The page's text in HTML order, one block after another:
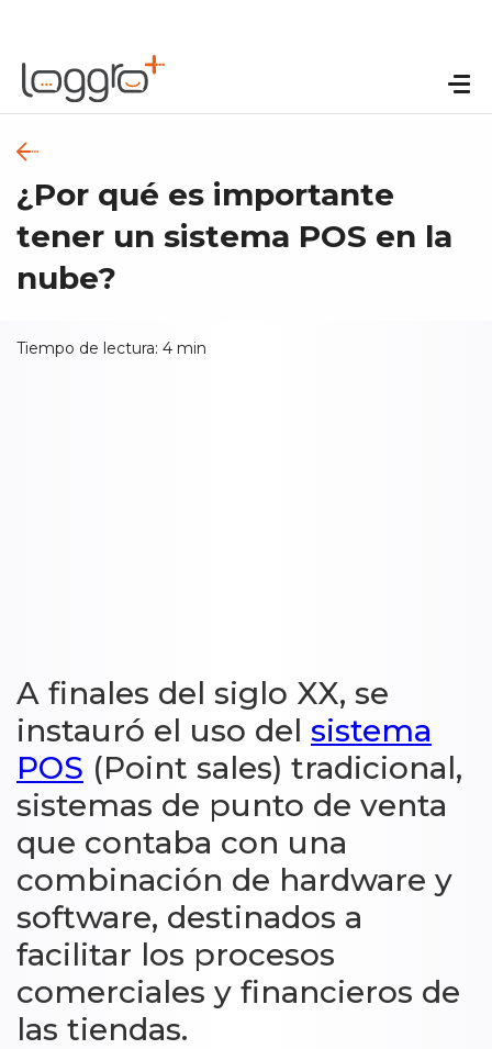
¿Por qué es importante
tener un sistema POS en la
nube?
Tiempo de lectura: 4 min
A finales del siglo XX, se
instauró el uso del sistema
POS (Point sales) tradicional,
sistemas de punto de venta
que contaba con una
combinación de hardware y
software, destinados a
facilitar los procesos
comerciales y financieros de
las tiendas.